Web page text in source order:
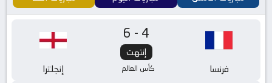
فرنسا
6-4
إنتهت
كأس العالم إنجلترا